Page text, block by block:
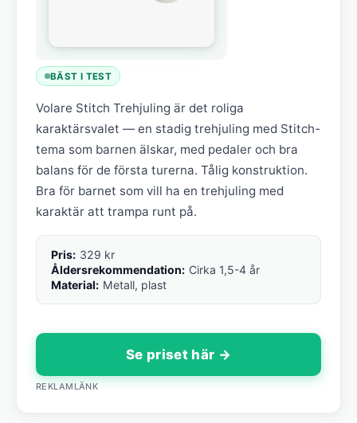
BÄST I TEST
Volare Stitch Trehjuling är det roliga
karaktärsvalet — en stadig trehjuling med Stitch-
tema som barnen älskar, med pedaler och bra
balans för de första turerna. Tålig konstruktion.
Bra för barnet som vill ha en trehjuling med
karaktär att trampa runt på.
Pris: 329 kr
Åldersrekommendation: Cirka 1,5-4 år
Material: Metall, plast
Se priset här →
REKLAMLÄNK